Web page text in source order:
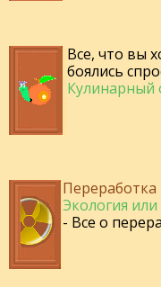
Все, что вы
боялись
Кулинарный
Переработка
Экология
- Все о